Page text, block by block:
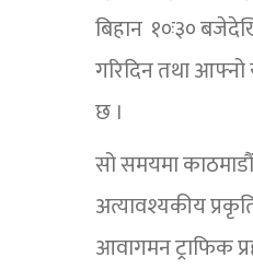
बिहान १०ः३०
गरिदिन तथा आफ्नो
छ ।
सो समयमा
अत्यावश्यकीय
आवागमन ट्राफिक